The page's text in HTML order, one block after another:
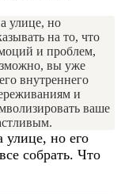
улице, но
на то, что
и проблем,
вы уже
внутреннего
и
ваше
улице, но его
собрать. Что